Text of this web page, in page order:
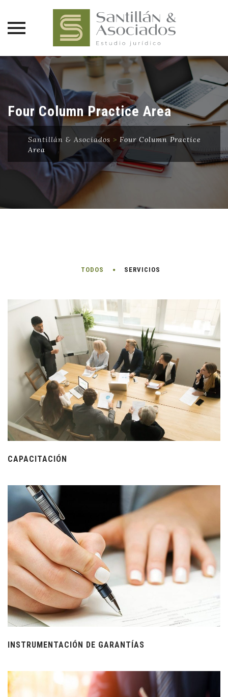
Saltar
contenido
Four Column Practice Area
Santillán & Asociados > Four Column Practice
Area
TODOS SERVICIOS
CAPACITACIÓN
INSTRUMENTACIÓN DE GARANTÍAS